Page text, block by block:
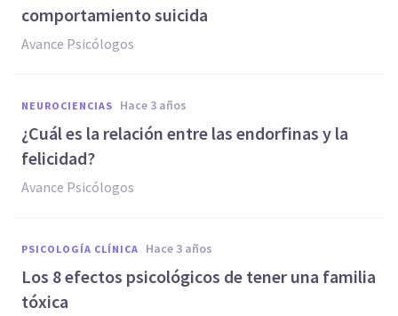
comportamiento suicida
Avance Psicólogos
NEUROCIENCIAS hace 3 años
¿Cuál es la relación entre las endorfinas y la
felicidad?
Avance Psicólogos
PSICOLOGÍA CLÍNICA hace 3 años
Los 8 efectos psicológicos de tener una familia
tóxica